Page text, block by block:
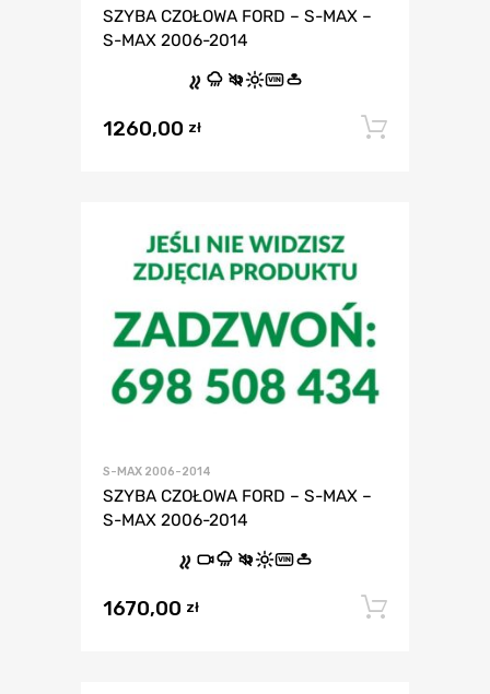
SZYBA CZOŁOWA FORD – S-MAX –
S-MAX 2006-2014
VIN
1260,00 zł
S-MAX 2006-2014
SZYBA CZOŁOWA FORD – S-MAX –
S-MAX 2006-2014
VIN
1670,00 zł